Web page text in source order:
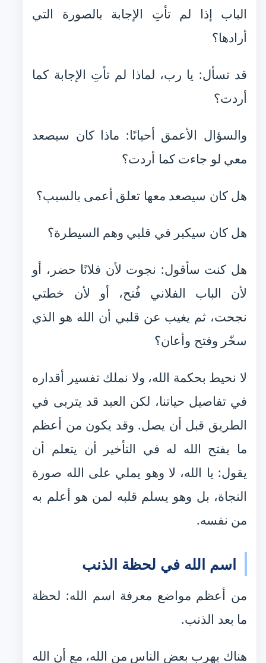
الباب إذا لم تأتِ الإجابة بالصورة التي
أرادها؟
قد تسأل: يا رب، لماذا لم تأتِ الإجابة كما
أردت؟
والسؤال الأعمق أحيانًا: ماذا كان سيصعد
معي لو جاءت كما أردت؟
هل كان سيصعد معها تعلق أعمى بالسبب؟
هل كان سيكبر في قلبي وهم السيطرة؟
هل كنت سأقول: نجوت لأن فلانًا حضر، أو
لأن الباب الفلاني فُتح، أو لأن خطتي
نجحت، ثم يغيب عن قلبي أن الله هو الذي
سخّر وفتح وأعان؟
لا نحيط بحكمة الله، ولا نملك تفسير أقداره
في تفاصيل حياتنا، لكن العبد قد يتربى في
الطريق قبل أن يصل. وقد يكون من أعظم
ما يفتح الله له في التأخير أن يتعلم أن
يقول: يا الله، لا وهو يملي على الله صورة
النجاة، بل وهو يسلم قلبه لمن هو أعلم به
من نفسه.
اسم الله في لحظة الذنب
من أعظم مواضع معرفة اسم الله: لحظة
ما بعد الذنب.
هناك يهرب بعض الناس من الله، مع أن الله